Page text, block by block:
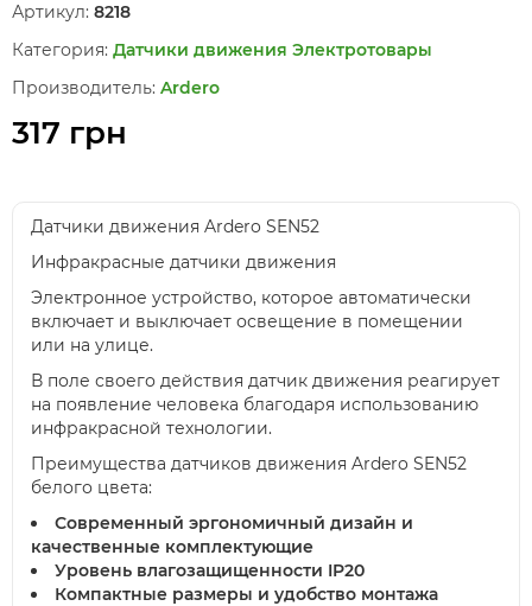
Артикул: 8218
Категория: Датчики движения Электротовары
Производитель: Ardero
317 грн
Датчики движения Ardero SEN52
Инфракрасные датчики движения
Электронное устройство, которое автоматически
включает и выключает освещение в помещении
или на улице.
В поле своего действия датчик движения реагирует
на появление человека благодаря использованию
инфракрасной технологии.
Преимущества датчиков движения Ardero SEN52
белого цвета:
Современный эргономичный дизайн и
качественные комплектующие
Уровень влагозащищенности IP20
Компактные размеры и удобство монтажа